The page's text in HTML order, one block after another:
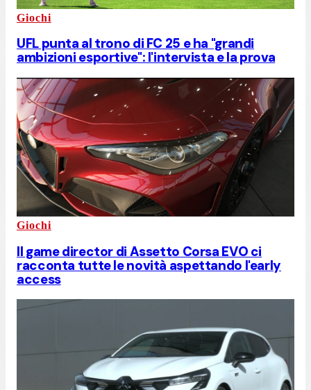
Giochi
UFL punta al trono di FC 25 e ha "grandi
ambizioni esportive": l'intervista e la prova
Giochi
Il game director di Assetto Corsa EVO ci
racconta tutte le novità aspettando l'early
access